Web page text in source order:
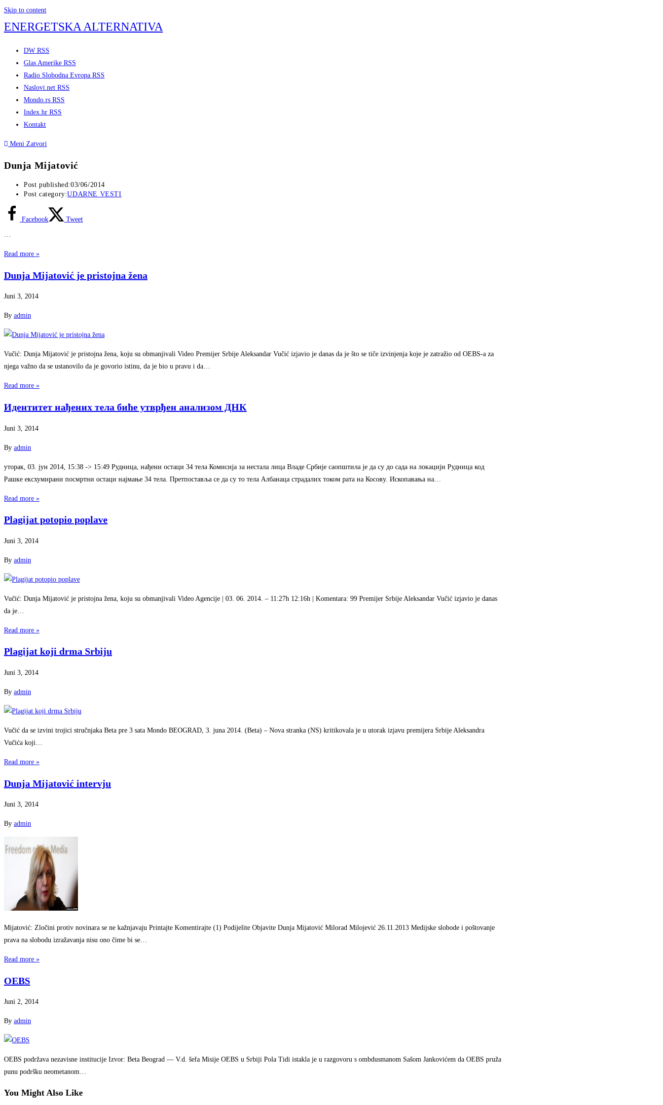
Skip to content
ENERGETSKA ALTERNATIVA
DW RSS
Glas Amerike RSS
Radio Slobodna Evropa RSS
Naslovi.net RSS
Mondo.rs RSS
Index.hr RSS
Kontakt
Meni Zatvori
Dunja Mijatović
Post published:03/06/2014
Post category:UDARNE VESTI
Facebook Tweet
…
Read more »
Dunja Mijatović je pristojna žena
Juni 3, 2014
By admin
Vučić: Dunja Mijatović je pristojna žena, koju su obmanjivali Video Premijer Srbije Aleksandar Vučić izjavio je danas da je što se tiče izvinjenja koje je zatražio od OEBS-a za
njega važno da se ustanovilo da je govorio istinu, da je bio u pravu i da…
Read more »
Идентитет нађених тела биће утврђен анализом ДНК
Juni 3, 2014
By admin
уторак, 03. јун 2014, 15:38 -> 15:49 Рудница, нађени остаци 34 тела Комисија за нестала лица Владе Србије саопштила је да су до сада на локацији Рудница код
Рашке ексхумирани посмртни остаци најмање 34 тела. Претпоставља се да су то тела Албанаца страдалих током рата на Косову. Ископавања на…
Read more »
Plagijat potopio poplave
Juni 3, 2014
By admin
Vučić: Dunja Mijatović je pristojna žena, koju su obmanjivali Video Agencije | 03. 06. 2014. – 11:27h 12:16h | Komentara: 99 Premijer Srbije Aleksandar Vučić izjavio je danas
da je…
Read more »
Plagijat koji drma Srbiju
Juni 3, 2014
By admin
Vučić da se izvini trojici stručnjaka Beta pre 3 sata Mondo BEOGRAD, 3. juna 2014. (Beta) – Nova stranka (NS) kritikovala je u utorak izjavu premijera Srbije Aleksandra
Vučića koji…
Read more »
Dunja Mijatović intervju
Juni 3, 2014
By admin
Mijatović: Zločini protiv novinara se ne kažnjavaju Printajte Komentirajte (1) Podijelite Objavite Dunja Mijatović Milorad Milojević 26.11.2013 Medijske slobode i poštovanje
prava na slobodu izražavanja nisu ono čime bi se…
Read more »
OEBS
Juni 2, 2014
By admin
OEBS podržava nezavisne institucije Izvor: Beta Beograd — V.d. šefa Misije OEBS u Srbiji Pola Tidi istakla je u razgovoru s ombdusmanom Sašom Jankovićem da OEBS pruža
punu podršku neometanom…
You Might Also Like